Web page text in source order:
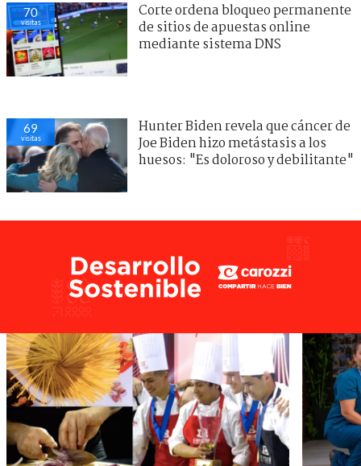
70
visitas
Corte ordena bloqueo permanente
de sitios de apuestas online
mediante sistema DNS
69
visitas
Hunter Biden revela que cáncer de
Joe Biden hizo metástasis a los
huesos: "Es doloroso y debilitante"